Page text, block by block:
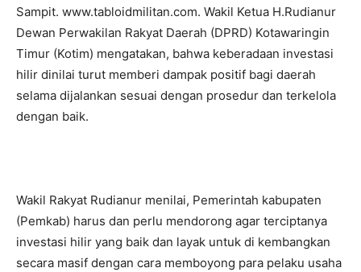
Sampit. www.tabloidmilitan.com. Wakil Ketua H.Rudianur
Dewan Perwakilan Rakyat Daerah (DPRD) Kotawaringin
Timur (Kotim) mengatakan, bahwa keberadaan investasi
hilir dinilai turut memberi dampak positif bagi daerah
selama dijalankan sesuai dengan prosedur dan terkelola
dengan baik.
Wakil Rakyat Rudianur menilai, Pemerintah kabupaten
(Pemkab) harus dan perlu mendorong agar terciptanya
investasi hilir yang baik dan layak untuk di kembangkan
secara masif dengan cara memboyong para pelaku usaha